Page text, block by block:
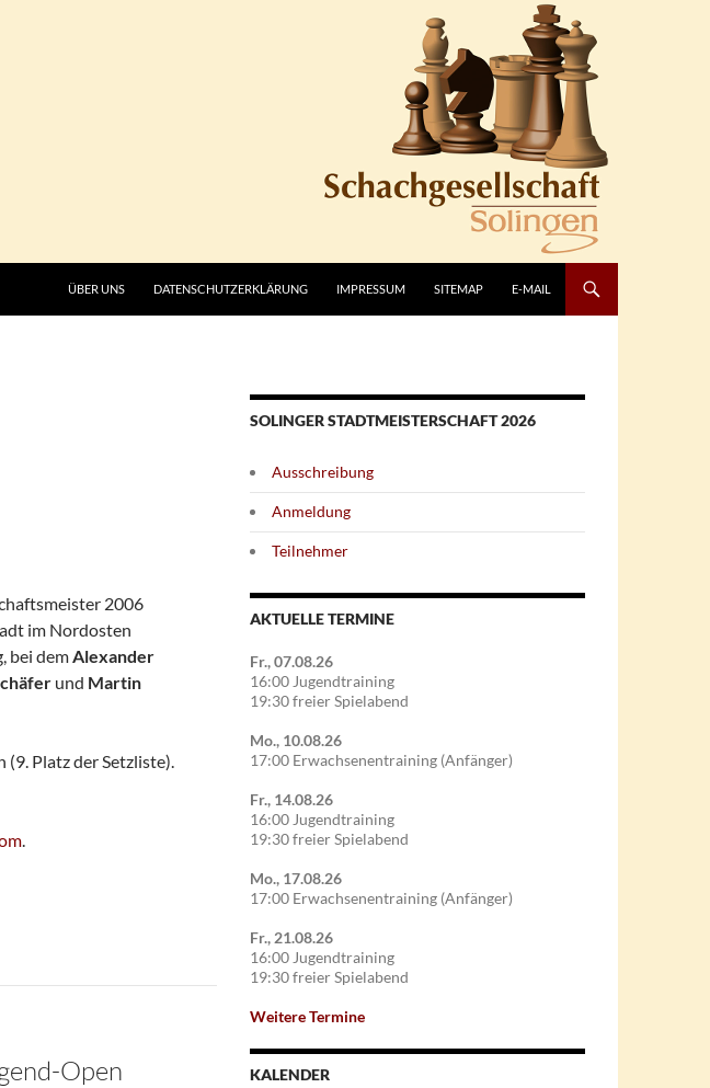
ÜBER UNS DATENSCHUTZERKLÄRUNG IMPRESSUM SITEMAP E-MAIL
2006
im Nordosten
bei demAlexander
und Martin
(9. Platz der Setzliste).
.
Open
SOLINGER STADTMEISTERSCHAFT 2026
Ausschreibung
Anmeldung
Teilnehmer
AKTUELLE TERMINE
Fr., 07.08.26
16:00 Jugendtraining
19:30 freier Spielabend
Mo., 10.08.26
17:00 Erwachsenentraining (Anfänger)
Fr., 14.08.26
16:00 Jugendtraining
19:30 freier Spielabend
Mo., 17.08.26
17:00 Erwachsenentraining (Anfänger)
Fr., 21.08.26
16:00 Jugendtraining
19:30 freier Spielabend
Weitere Termine
KALENDER